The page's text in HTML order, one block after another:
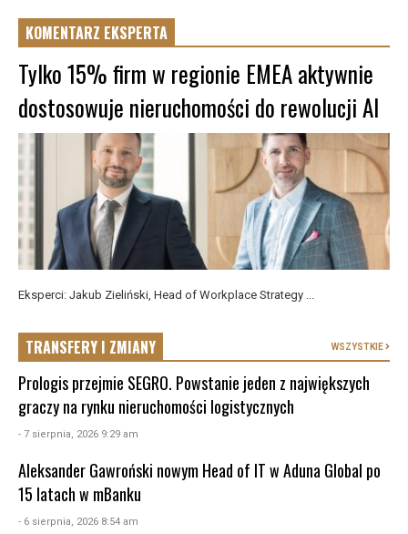
KOMENTARZ EKSPERTA
Tylko 15% firm w regionie EMEA aktywnie
dostosowuje nieruchomości do rewolucji AI
Eksperci: Jakub Zieliński, Head of Workplace Strategy ...
TRANSFERY I ZMIANY WSZYSTKIE
Prologis przejmie SEGRO. Powstanie jeden z największych
graczy na rynku nieruchomości logistycznych
- 7 sierpnia, 2026 9:29 am
Aleksander Gawroński nowym Head of IT w Aduna Global po
15 latach w mBanku
- 6 sierpnia, 2026 8:54 am